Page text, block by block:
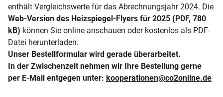
enthält Vergleichswerte für das Abrechnungsjahr 2024. Die
Web-Version des Heizspiegel-Flyers für 2025 (PDF, 780
kB) können Sie online anschauen oder kostenlos als PDF-
Datei herunterladen.
Unser Bestellformular wird gerade überarbeitet.
In der Zwischenzeit nehmen wir Ihre Bestellung gerne
per E-Mail entgegen unter: kooperationen@co2online.de